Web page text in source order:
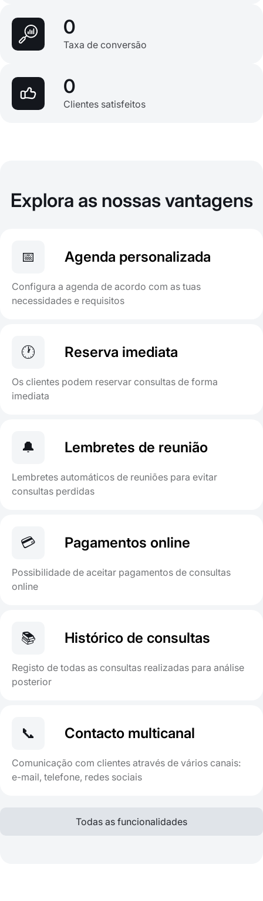
0
Taxa de conversão
0
Clientes satisfeitos
Explora as nossas vantagens
📅 Agenda personalizada
Configura a agenda de acordo com as tuas
necessidades e requisitos
🕐 Reserva imediata
Os clientes podem reservar consultas de forma
imediata
🔔 Lembretes de reunião
Lembretes automáticos de reuniões para evitar
consultas perdidas
💳 Pagamentos online
Possibilidade de aceitar pagamentos de consultas
online
📚 Histórico de consultas
Registo de todas as consultas realizadas para análise
posterior
📞 Contacto multicanal
Comunicação com clientes através de vários canais:
e-mail, telefone, redes sociais
Todas as funcionalidades